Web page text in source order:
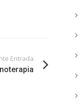
Entrada